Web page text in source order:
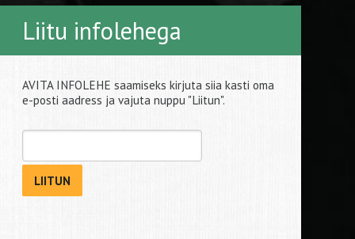
Liitu infolehega
AVITA INFOLEHE saamiseks kirjuta siia kasti oma
e-posti aadress ja vajuta nuppu "Liitun".
LIITUN